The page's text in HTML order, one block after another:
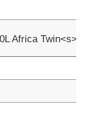
Africa Twin<s>